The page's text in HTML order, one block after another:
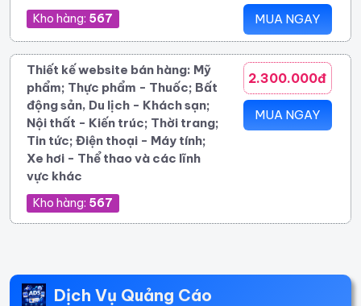
Kho hàng: 567 MUA NGAY
Thiết kế website bán hàng: Mỹ
phẩm; Thực phẩm - Thuốc; Bất
động sản, Du lịch - Khách sạn;
Nội thất - Kiến trúc; Thời trang;
Tin tức; Điện thoại - Máy tính;
Xe hơi - Thể thao và các lĩnh
vực khác
Kho hàng: 567
2.300.000đ
MUA NGAY
Dịch Vụ Quảng Cáo